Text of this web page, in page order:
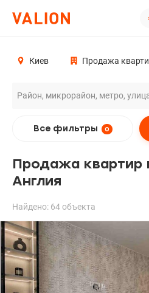
Киев Продажа
Все фильтры 0
Продажа
Англия
Найдено: 64 объекта